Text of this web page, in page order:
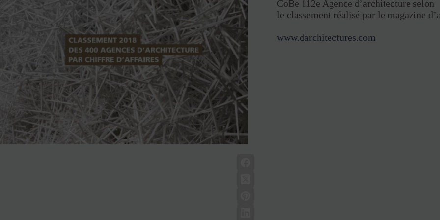
CoBe 112e Agence d’architecture selon
le classement réalisé par le magazine
www.darchitectures.com